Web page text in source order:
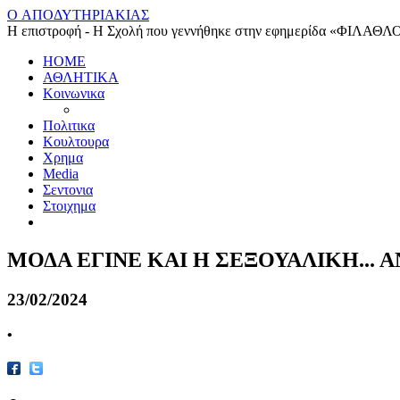
O ΑΠΟΔΥΤΗΡΙΑΚΙΑΣ
Η επιστροφή - Η Σχολή που γεννήθηκε στην εφημερίδα
HOME
ΑΘΛΗΤΙΚΑ
Κοινωνικα
Πολιτικα
Κουλτουρα
Χρημα
Media
Σεντονια
Στοιχημα
ΜΟΔΑ ΕΓΙΝΕ ΚΑΙ Η ΣΕΞΟΥΑΛΙΚΗ...
23/02/2024
•